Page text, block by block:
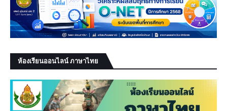
ห้องเรียนออนไลน์ ภาษาไทย